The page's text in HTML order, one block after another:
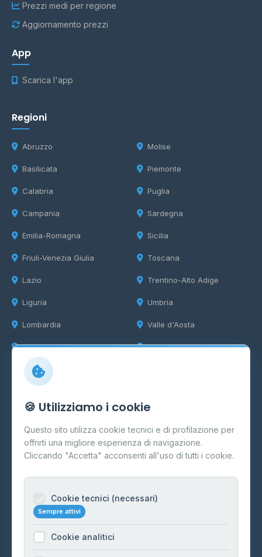
Prezzi medi per regione
Aggiornamento prezzi
App
Scarica l'app
Regioni
Abruzzo
Basilicata
Calabria
Campania
Emilia-Romagna
Friuli-Venezia Giulia
Lazio
Liguria
Lombardia
Marche
Molise
Piemonte
Puglia
Sardegna
Sicilia
Toscana
Trentino-Alto Adige
Umbria
Valle d'Aosta
Veneto
Info
Cos'è il GPL
FAQ
Contatti
Informazioni legali
Cookie Policy
🍪 Utilizziamo i cookie
Questo sito utilizza cookie tecnici e di profilazione per
offrirti una migliore esperienza di navigazione.
Cliccando "Accetta" acconsenti all'uso di tutti i cookie.
Cookie tecnici (necessari)
Sempre attivi
Cookie analitici